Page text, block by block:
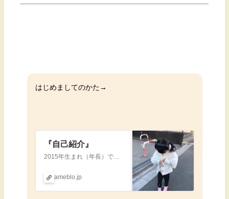
はじめましてのかた→
『自己紹介』
2015年生まれ（年長）で中度知的障害（IQ39→2021.9診断）を伴う自閉スペクトラム症の娘の日常、あとは母のダイエットや愚痴、就学についてなど色々書いて…
ameblo.jp